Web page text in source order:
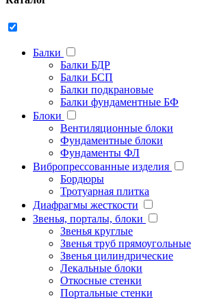
Балки
Балки БДР
Балки БСП
Балки подкрановые
Балки фундаментные БФ
Блоки
Вентиляционные блоки
Фундаментные блоки
Фундаменты ФЛ
Вибропрессованные изделия
Бордюры
Тротуарная плитка
Диафрагмы жесткости
Звенья, порталы, блоки
Звенья круглые
Звенья труб прямоугольные
Звенья цилиндрические
Лекальные блоки
Откосные стенки
Портальные стенки